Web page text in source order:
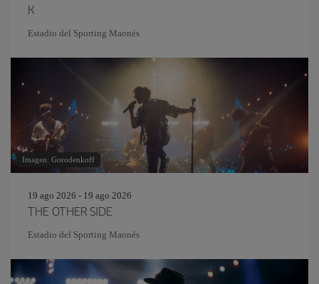
K
Estadio del Sporting Maonés
Imagen: Gorodenkoff
19 ago 2026 - 19 ago 2026
THE OTHER SIDE
Estadio del Sporting Maonés